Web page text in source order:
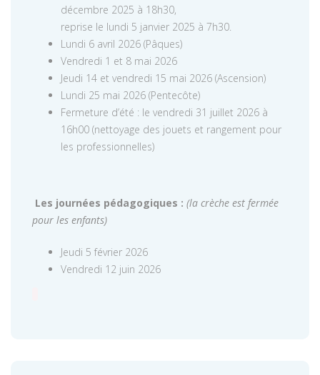
décembre 2025 à 18h30,
reprise le lundi 5 janvier 2025 à 7h30.
Lundi 6 avril 2026 (Pâques)
Vendredi 1 et 8 mai 2026
Jeudi 14 et vendredi 15 mai 2026 (Ascension)
Lundi 25 mai 2026 (Pentecôte)
Fermeture d’été : le vendredi 31 juillet 2026 à
16h00 (nettoyage des jouets et rangement pour
les professionnelles)
Les journées pédagogiques : (la crèche est fermée
pour les enfants)
Jeudi 5 février 2026
Vendredi 12 juin 2026